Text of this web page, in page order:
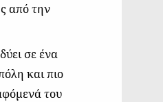
από την
σε ένα
και πιο
του